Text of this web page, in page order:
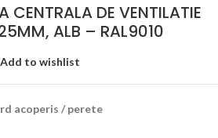
CENTRALA DE VENTILATIE
ALB – RAL9010
Add to wishlist
acoperis / perete